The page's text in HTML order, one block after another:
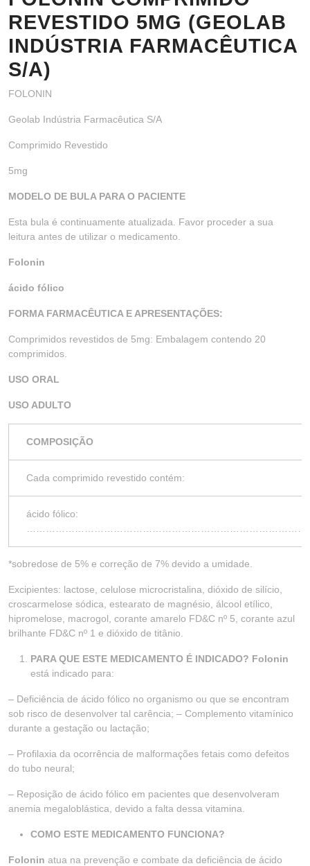
REVESTIDO 5MG (GEOLAB
INDÚSTRIA FARMACÊUTICA
S/A)
FOLONIN
Geolab Indústria Farmacêutica S/A
Comprimido Revestido
5mg
MODELO DE BULA PARA O PACIENTE
Esta bula é continuamente atualizada. Favor proceder a sua
leitura antes de utilizar o medicamento.
Folonin
ácido fólico
FORMA FARMACÊUTICA E APRESENTAÇÕES:
Comprimidos revestidos de 5mg: Embalagem contendo 20
comprimidos.
USO ORAL
USO ADULTO
COMPOSIÇÃO
Cada comprimido revestido contém:
ácido fólico:
*sobredose de 5% e correção de 7% devido a umidade.
Excipientes: lactose, celulose microcristalina, dióxido de silício,
croscarmelose sódica, estearato de magnésio, álcool etílico,
hipromelose, macrogol, corante amarelo FD&C nº 5, corante azul
brilhante FD&C nº 1 e dióxido de titânio.
PARA QUE ESTE MEDICAMENTO É INDICADO? Folonin
está indicado para:
– Deficiência de ácido fólico no organismo ou que se encontram
sob risco de desenvolver tal carência; – Complemento vitamínico
durante a gestação ou lactação;
– Profilaxia da ocorrência de malformações fetais como defeitos
do tubo neural;
– Reposição de ácido fólico em pacientes que desenvolveram
anemia megaloblástica, devido a falta dessa vitamina.
COMO ESTE MEDICAMENTO FUNCIONA?
Folonin atua na prevenção e combate da deficiência de ácido